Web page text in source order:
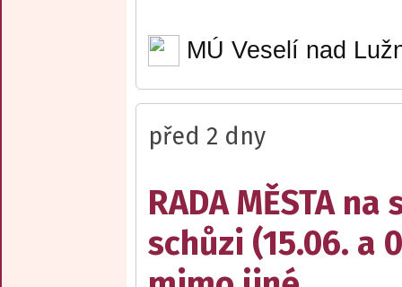
MÚ Veselí nad
před 2 dny
RADA MĚSTA na
schůzi (15.06. a